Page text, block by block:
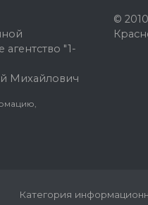
"1-
Михайлович
©
Категория